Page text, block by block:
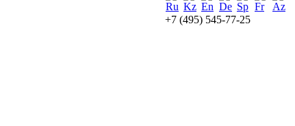
+7 (495) 545-77-25